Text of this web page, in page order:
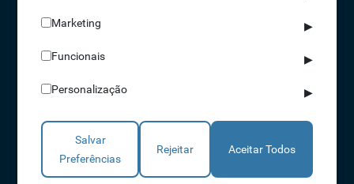
Soluções
Acessos
Torniquetes
Parques Auto
Rondas e Serviços
Marketing ▶
Funcionais ▶
Personalização ▶
Salvar
Preferências
Rejeitar Aceitar Todos